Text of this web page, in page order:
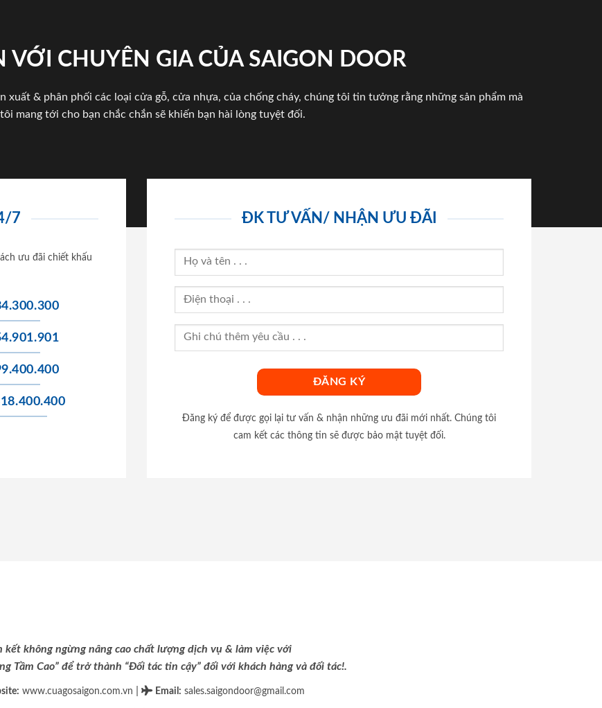
VỚI CHUYÊN GIA CỦA SAIGON DOOR
xuất & phân phối các loại cửa gỗ, cửa nhựa, của chống cháy, chúng tôi tin tưởng rằng những sản phẩm mà
mang tới cho bạn chắc chắn sẽ khiến bạn hài lòng tuyệt đối.
7
ưu đãi chiết khấu
ĐK TƯ VẤN/ NHẬN ƯU ĐÃI
Đăng ký để được gọi lại tư vấn & nhận những ưu đãi mới nhất. Chúng tôi
cam kết các thông tin sẽ được bảo mật tuyệt đối.
kết không ngừng nâng cao chất lượng dịch vụ & làm việc với
Tầm Cao” để trở thành “Đối tác tin cậy” đối với khách hàng và đối tác!.
www.cuagosaigon.com.vn Email : sales.saigondoor@gmail.com